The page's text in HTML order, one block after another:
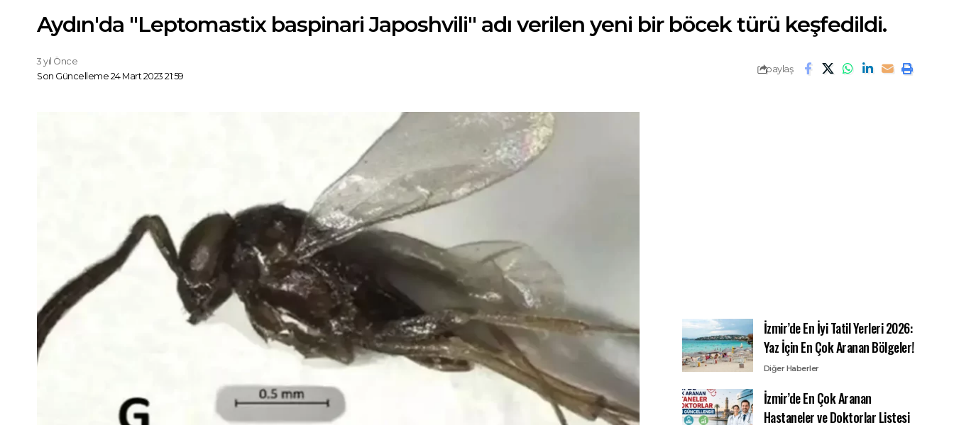
Aydın'da "Leptomastix baspinari Japoshvili" adı verilen yeni bir böcek türü keşfedildi.
Son Güncelleme 24 Mart 2023 21:59
3 yıl Önce
paylaş
İzmir’de En İyi Tatil Yerleri 2026:
Yaz İçin En Çok Aranan Bölgeler!
Diğer Haberler
İzmir’de En Çok Aranan
Hastaneler ve Doktorlar Listesi